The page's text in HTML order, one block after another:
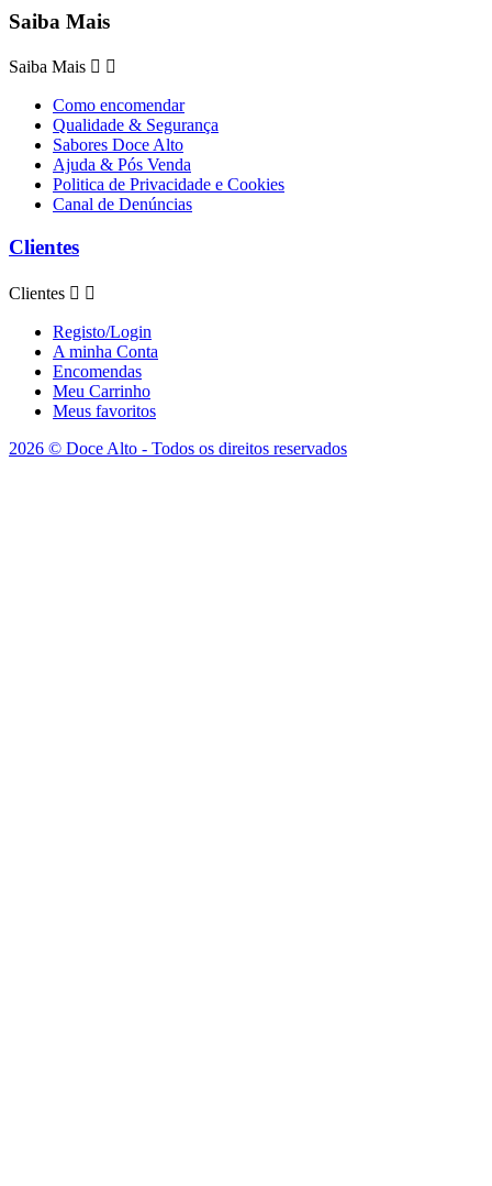
Saiba Mais
Saiba Mais  
Como encomendar
Qualidade & Segurança
Sabores Doce Alto
Ajuda & Pós Venda
Politica de Privacidade e Cookies
Canal de Denúncias
Clientes
Clientes  
Registo/Login
A minha Conta
Encomendas
Meu Carrinho
Meus favoritos
2026 © Doce Alto - Todos os direitos reservados